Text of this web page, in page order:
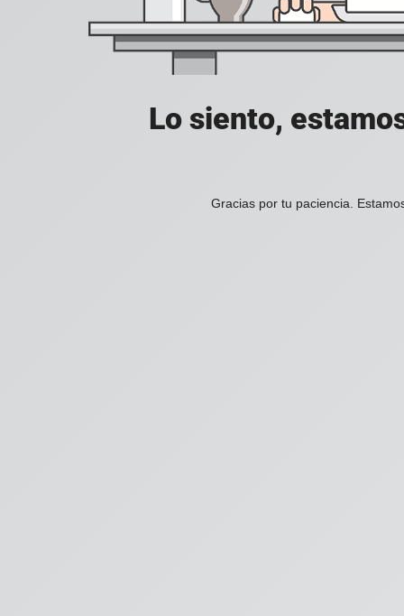
Lo siento,
Gracias por tu paciencia.